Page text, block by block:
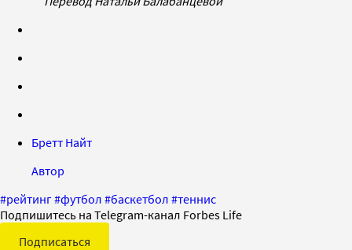
Бретт Найт
Автор
#рейтинг#футбол #баскетбол #теннис
Подпишитесь на Telegram-канал Forbes Life
Подписаться